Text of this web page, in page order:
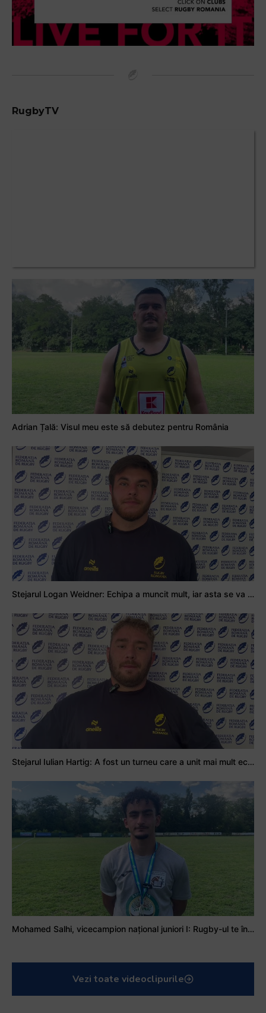
RugbyTV
Adrian Țală: Visul meu este să debutez pentru România
Stejarul Logan Weidner: Echipa a muncit mult, iar asta se va vedea în meciurile de la Nations Cup
Stejarul Iulian Hartig: A fost un turneu care a unit mai mult echipa
Mohamed Salhi, vicecampion național juniori I: Rugby-ul te învață să accepți și înfrângerile
Vezi toate videoclipurile